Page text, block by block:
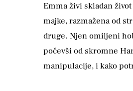
Emma živi skladan
majke, razmažena od
druge. Njen omiljeni
počevši od skromne
manipulacije, i kako